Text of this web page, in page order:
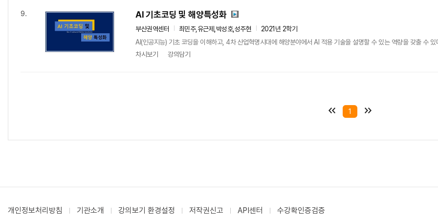
9. AI 기초코딩 및 해양특성화
부산권역센터 최민주,유근제,박성호,성주현
2021년 2학기
AI(인공지능) 기초 코딩을 이해하고, 4차 산업혁명시대에 해양분야에서 AI 적용 기술을 설명할 수 있는 역량을 갖출 수 있
차시보기
강의담기
1
개인정보처리방침 기관소개 강의보기 환경설정 저작권신고 API센터 수강확인증검증